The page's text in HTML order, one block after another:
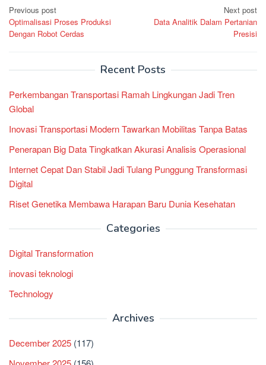
Post
navigation
Previous post
Optimalisasi Proses Produksi
Dengan Robot Cerdas
Next post
Data Analitik Dalam Pertanian
Presisi
Recent Posts
Perkembangan Transportasi Ramah Lingkungan Jadi Tren
Global
Inovasi Transportasi Modern Tawarkan Mobilitas Tanpa Batas
Penerapan Big Data Tingkatkan Akurasi Analisis Operasional
Internet Cepat Dan Stabil Jadi Tulang Punggung Transformasi
Digital
Riset Genetika Membawa Harapan Baru Dunia Kesehatan
Categories
Digital Transformation
inovasi teknologi
Technology
Archives
December 2025 (117)